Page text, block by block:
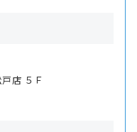
店 ５Ｆ